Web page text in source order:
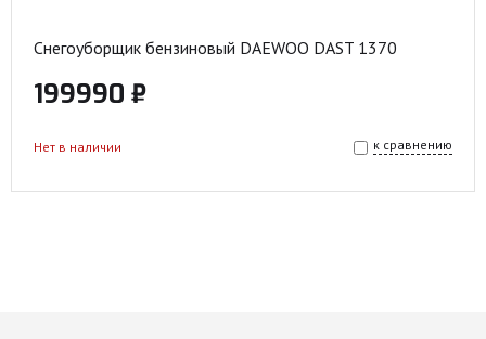
Снегоуборщик бензиновый DAEWOO DAST 1370
199990 ₽
к сравнению
Нет в наличии